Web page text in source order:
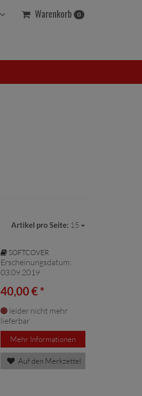
Warenkorb 0
Artikel pro Seite: 15
SOFTCOVER
Erscheinungsdatum:
03.09.2019
40,00 € *
leider nicht mehr
lieferbar
Mehr Informationen
Auf den Merkzettel